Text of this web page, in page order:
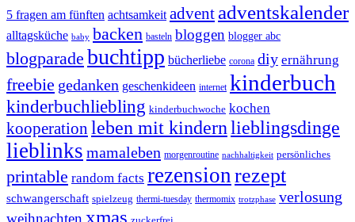
5 fragen am fünften achtsamkeit advent adventskalender
alltagsküche baby backen basteln bloggen blogger abc
blogparade buchtipp bücherliebe corona diy ernährung
freebie gedanken geschenkideen internet kinderbuch
kinderbuchliebling kinderbuchwoche kochen
kooperation leben mit kindernlieblingsdinge
lieblinks mamaleben morgenroutine nachhaltigkeit persönliches
printable random facts rezensionrezept
schwangerschaft spielzeug thermi-tuesday thermomix trotzphase verlosung
xmas